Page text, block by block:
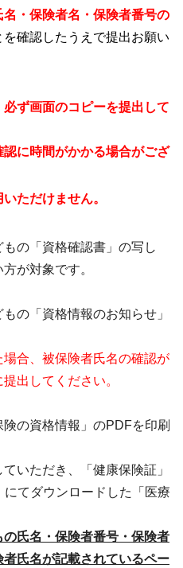
名・保険者名・保険者番号の
確認したうえで提出お願い
ず画面のコピーを提出して
認に時間がかかる場合がござ
ただけません。
の「資格確認書」の写し
が対象です。
の「資格情報のお知らせ」
合、被保険者氏名の確認が
出してください。
の資格情報」のPDFを印刷
いただき、「健康保険証」
てダウンロードした「医療
の氏名・保険者番号・保険者
氏名が記載されているペー